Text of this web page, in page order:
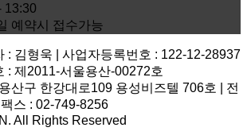
13:30
예약시 접수가능
: 김형욱 | 사업자등록번호 : 122-12-28937
: 제2011-서울용산-00272호
산구 한강대로109 용성비즈텔 706호 | 전
스 : 02-749-8256
All Rights Reserved